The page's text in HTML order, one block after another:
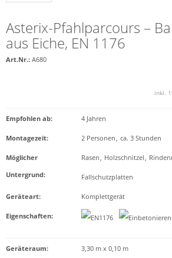
Asterix-Pfahlparcours –
aus Eiche, EN 1176
Art.Nr.: A680
inkl.
Empfohlen ab: 4 Jahren
Montagezeit: 2 Personen, ca. 3 Stunden
Möglicher
Untergrund:
Rasen, Holzschnitzel,
Fallschutzplatten
Geräteart: Komplettgerät
Eigenschaften:
Geräteraum: 3,30 m x 0,10 m